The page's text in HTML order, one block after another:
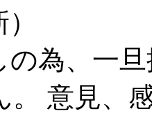
の為、一
。 意見、